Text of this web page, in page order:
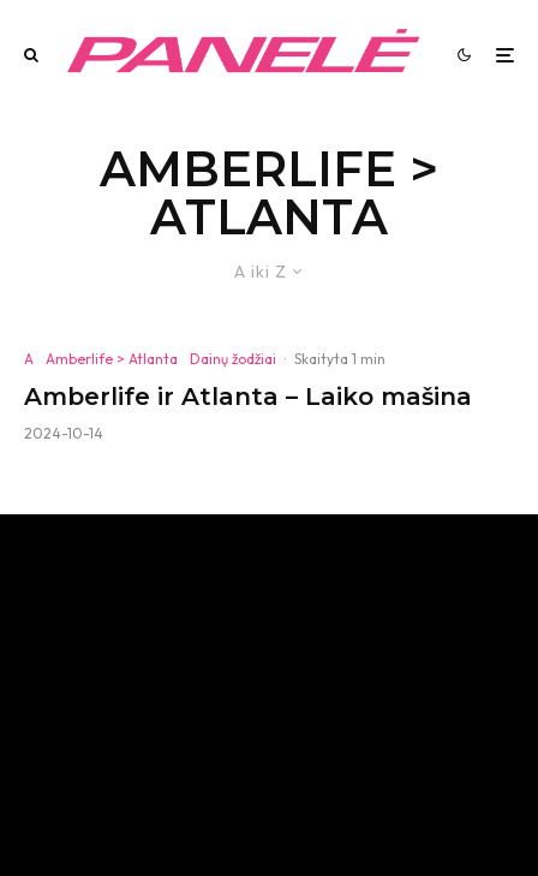
AMBERLIFE >
ATLANTA
A iki Z
A Amberlife > Atlanta Dainų žodžiai · Skaityta 1 min
Amberlife ir Atlanta – Laiko mašina
2024-10-14